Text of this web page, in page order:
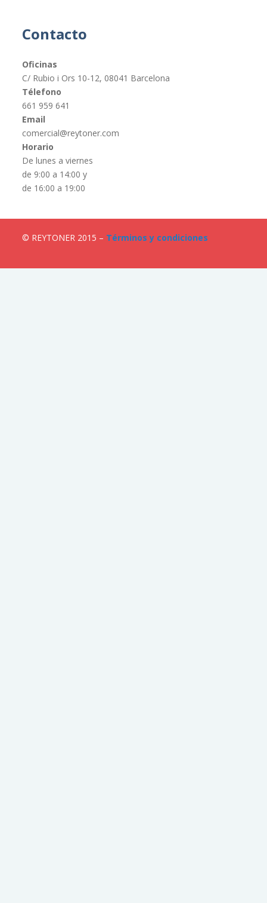
Contacto
Oficinas
C/ Rubio i Ors 10-12, 08041 Barcelona
Télefono
661 959 641
Email
comercial@reytoner.com
Horario
De lunes a viernes
de 9:00 a 14:00 y
de 16:00 a 19:00
© REYTONER 2015 – Términos y condiciones